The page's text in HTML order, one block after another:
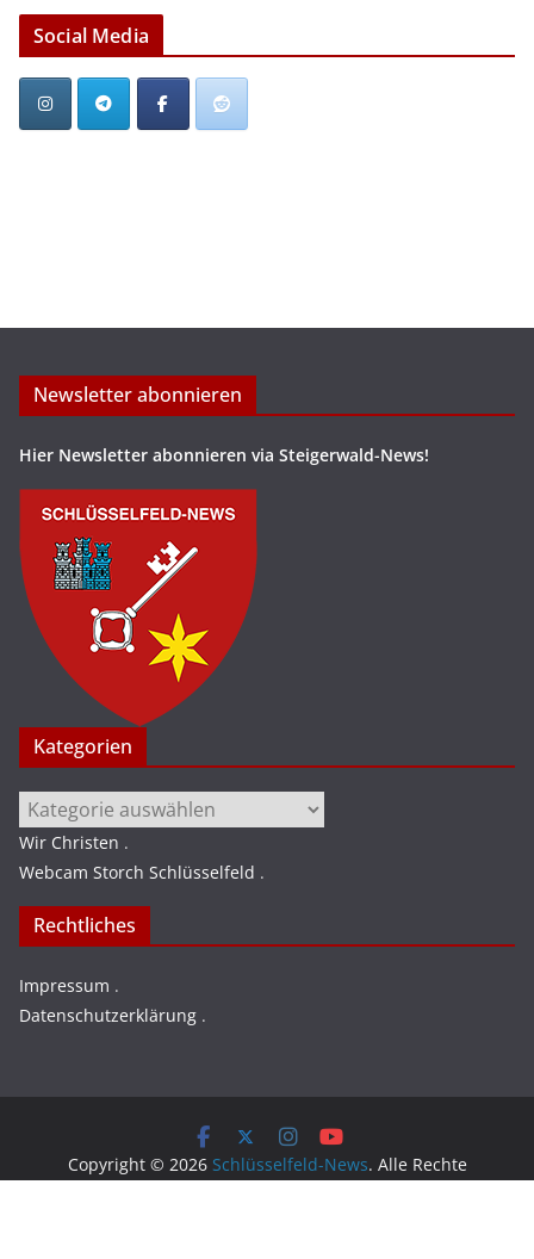
Social Media
Newsletter abonnieren
Hier Newsletter abonnieren via Steigerwald-News!
Kategorien
Kategorien
Wir Christen .
Webcam Storch Schlüsselfeld .
Rechtliches
Impressum .
Datenschutzerklärung .
Copyright © 2026 Schlüsselfeld-News. Alle Rechte